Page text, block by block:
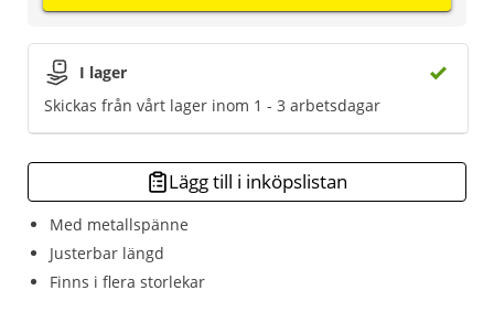
Med metallspänne
Justerbar längd
Finns i flera storlekar
I lager
Skickas från vårt lager inom 1 - 3 arbetsdagar
Lägg till i inköpslistan